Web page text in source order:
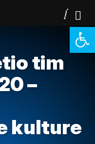
tim
–
kulture